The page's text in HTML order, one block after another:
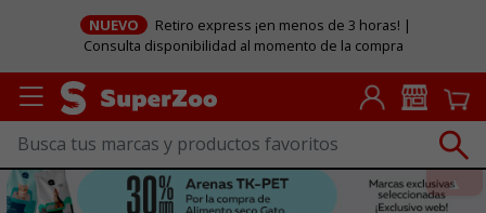
NUEVO
Retiro express ¡en menos de 3 horas! |
Consulta disponibilidad al momento de la compra